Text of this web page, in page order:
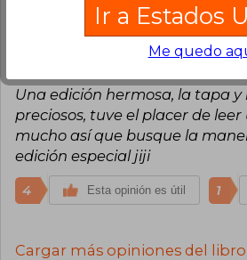
Kenia Cristina Martínez
Jueves 09 de Enero, 2025
Una edición hermosa, la tapa y
preciosos, tuve el placer de
mucho así que busque la
edición especial jiji
4 Esta opinión es útil 1
Cargar más opiniones del libro
Ir a Estados
Me quedo